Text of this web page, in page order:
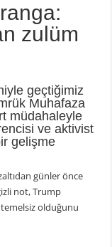
zulüm
geçtiğimiz
Muhafaza
müdahaleyle
ve aktivist
gelişme
günler önce
not, Trump
olduğunu